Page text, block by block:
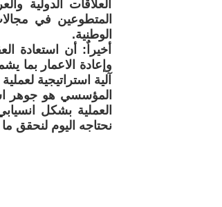
العلاقات الدولية
المتطوعين في
الوطنية.
أخيراٌ: أن استعادة
وإعادة الاعمار بما
آلية استراتيجية
المؤسسي هو جوهر
العملية بشكل
نحتاجه اليوم لنحقق